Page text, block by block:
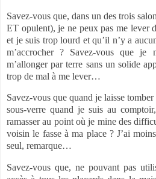
Savez-vous que, dans un des trois
ET opulent), je ne peux pas me lever
et je suis trop lourd et qu’il n’y a
m’accrocher ? Savez-vous que je
m’allonger par terre sans un solide
trop de mal à me lever…
Savez-vous que quand je laisse
sous-verre quand je suis au
ramasser au point où je mine des
voisin le fasse à ma place ? J’ai
seul, remarque…
Savez-vous que, ne pouvant pas